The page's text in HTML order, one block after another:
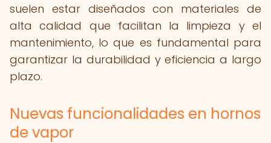
suelen estar diseñados con materiales de
alta calidad que facilitan la limpieza y el
mantenimiento, lo que es fundamental para
garantizar la durabilidad y eficiencia a largo
plazo.
Nuevas funcionalidades en hornos
de vapor